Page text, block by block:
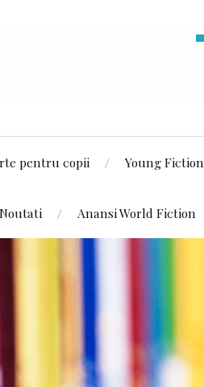
pentru copii Young Fiction
Noutati Anansi World Fiction